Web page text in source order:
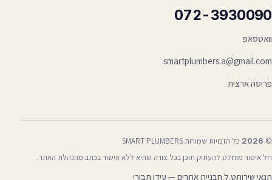
072-3930090
וואטסאפ
smartplumbers.a@gmail.com
פריסה ארצית
©
2026 כל הזכויות שמורות SMART PLUMBERS
חל איסור מוחלט להעתיק תוכן בכל צורה שהיא ללא אישור בכתב מהנהלת האתר.
תנאי שירות— קובץ PDF, נפתח בלשונית חדשה
ט.ל.חבניית אתרים — עידן תבורי